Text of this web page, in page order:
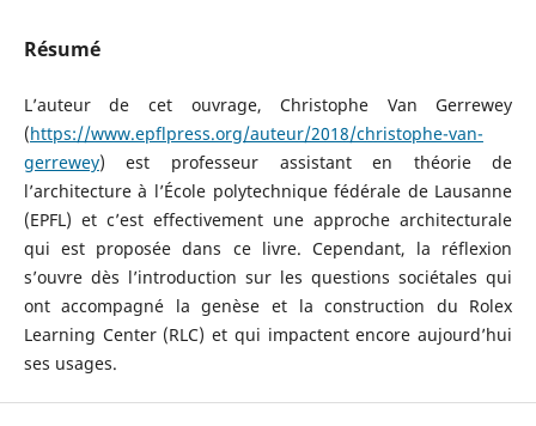
Résumé
L’auteur de cet ouvrage, Christophe Van Gerrewey
(https://www.epflpress.org/auteur/2018/christophe-van-
gerrewey) est professeur assistant en théorie de
l’architecture à l’École polytechnique fédérale de Lausanne
(EPFL) et c’est effectivement une approche architecturale
qui est proposée dans ce livre. Cependant, la réflexion
s’ouvre dès l’introduction sur les questions sociétales qui
ont accompagné la genèse et la construction du Rolex
Learning Center (RLC) et qui impactent encore aujourd’hui
ses usages.